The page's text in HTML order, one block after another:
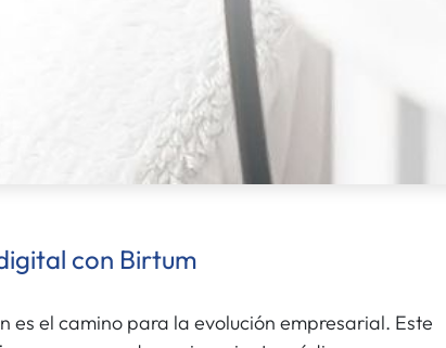
con Birtum
es el camino para la evolución empresarial. Este